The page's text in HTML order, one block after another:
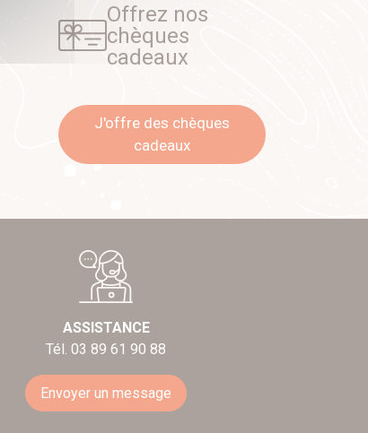
Offrez nos
chèques
cadeaux
J'offre des chèques
cadeaux
ASSISTANCE
Tél. 03 89 61 90 88
Envoyer un message